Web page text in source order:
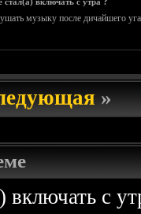
музыку после дичайшего
»
с